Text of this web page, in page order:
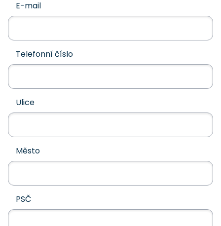
E-mail
Telefonní číslo
Ulice
Město
PSČ